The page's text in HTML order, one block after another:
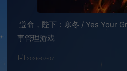
遵命，陛下：寒冬 / Yes Your
事管理游戏
2026-07-07